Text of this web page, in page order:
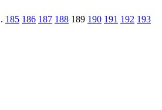
185 186 187 188 189 190 191 192 193